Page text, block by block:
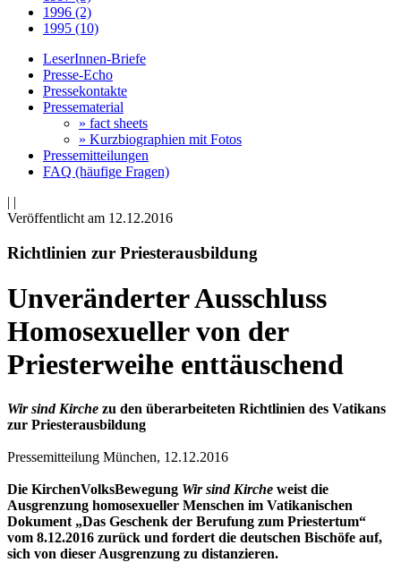
1996 (2)
1995 (10)
LeserInnen-Briefe
Presse-Echo
Pressekontakte
Pressematerial
» fact sheets
» Kurzbiographien mit Fotos
Pressemitteilungen
FAQ (häufige Fragen)
| |
Veröffentlicht am 12­.12.2016
Richtlinien zur Priesterausbildung
Unveränderter Ausschluss
Homosexueller von der
Priesterweihe enttäuschend
Wir sind Kirche zu den überarbeiteten Richtlinien des Vatikans
zur Priesterausbildung
Pressemitteilung München, 12.12.2016
Die KirchenVolksBewegung Wir sind Kirche weist die
Ausgrenzung homosexueller Menschen im Vatikanischen
Dokument „Das Geschenk der Berufung zum Priestertum“
vom 8.12.2016 zurück und fordert die deutschen Bischöfe auf,
sich von dieser Ausgrenzung zu distanzieren.